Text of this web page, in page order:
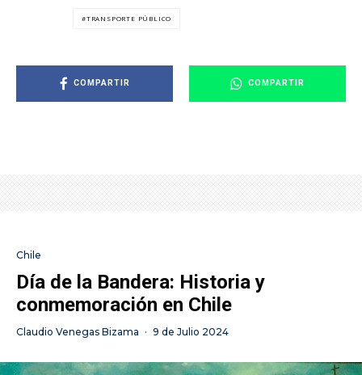
TRANSPORTE PÚBLICO
COMPARTIR COMPARTIR
Chile
Día de la Bandera: Historia y
conmemoración en Chile
Claudio Venegas Bizama · 9 de Julio 2024